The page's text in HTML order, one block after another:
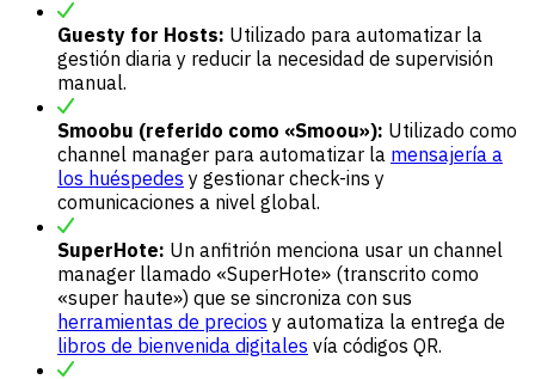
Guesty for Hosts: Utilizado para automatizar la
gestión diaria y reducir la necesidad de supervisión
manual.
Smoobu (referido como «Smoou»): Utilizado como
channel manager para automatizar la mensajería a
los huéspedes y gestionar check-ins y
comunicaciones a nivel global.
SuperHote: Un anfitrión menciona usar un channel
manager llamado «SuperHote» (transcrito como
«super haute») que se sincroniza con sus
herramientas de precios y automatiza la entrega de
libros de bienvenida digitales vía códigos QR.